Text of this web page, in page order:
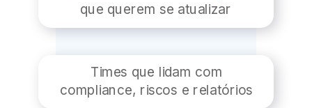
que querem se atualizar
Times que lidam com
compliance, riscos e relatórios